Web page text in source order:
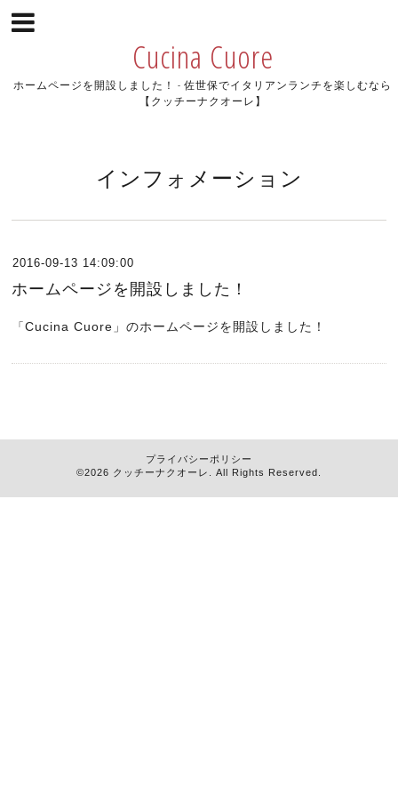
Cucina Cuore
ホームページを開設しました！ - 佐世保でイタリアンランチを楽しむなら
【クッチーナクオーレ】
インフォメーション
2016-09-13 14:09:00
ホームページを開設しました！
「Cucina Cuore」のホームページを開設しました！
プライバシーポリシー
©2026 クッチーナクオーレ . All Rights Reserved.